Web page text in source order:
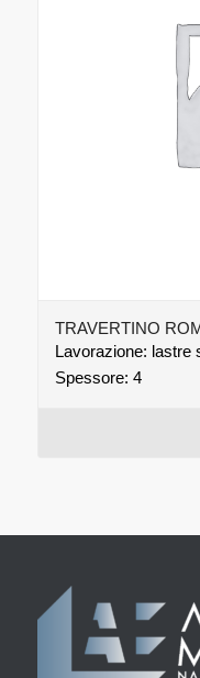
TRAVERTINO
Lavorazione: lastre
Spessore: 4